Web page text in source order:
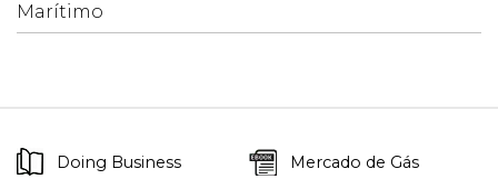
Marítimo
Doing Business Mercado de Gás